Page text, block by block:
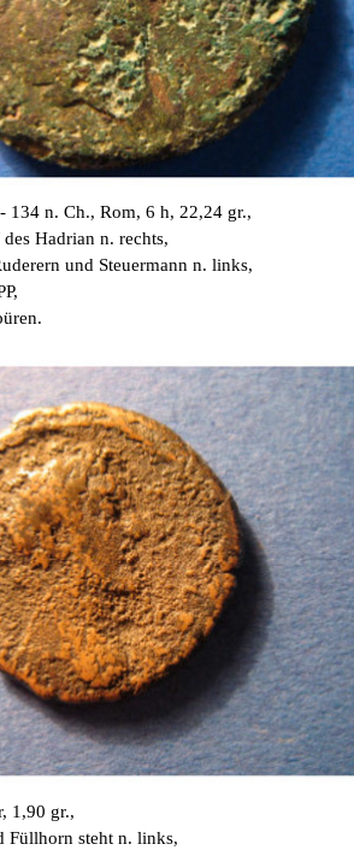
134 n. Ch., Rom, 6 h, 22,24 gr.,
Hadrian n. rechts,
und Steuermann n. links,
1,90 gr.,
Füllhorn steht n. links,